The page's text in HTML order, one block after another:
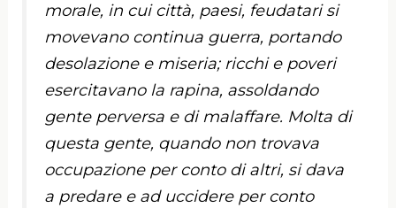
morale, in cui città, paesi, feudatari si
movevano continua guerra, portando
desolazione e miseria; ricchi e poveri
esercitavano la rapina, assoldando
gente perversa e di malaffare. Molta di
questa gente, quando non trovava
occupazione per conto di altri, si dava
a predare e ad uccidere per conto